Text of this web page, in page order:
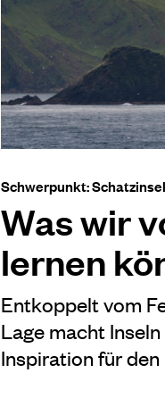
Schwerpunkt:
Was wir
lernen
Entkoppelt vom
Lage macht
Inspiration für